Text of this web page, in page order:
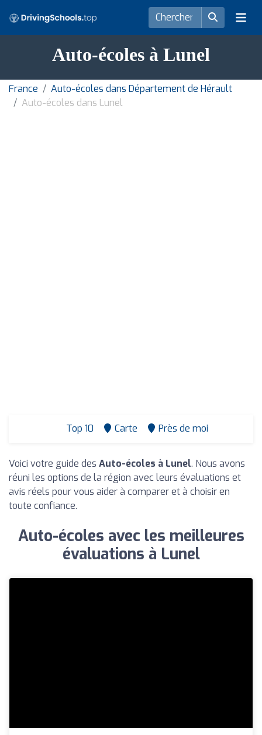
Auto-écoles à Lunel
France
Auto-écoles dans Département de Hérault
Auto-écoles dans Lunel
Top 10 Carte Près de moi
Voici votre guide des Auto-écoles à Lunel. Nous avons
réuni les options de la région avec leurs évaluations et
avis réels pour vous aider à comparer et à choisir en
toute confiance.
Auto-écoles avec les meilleures
évaluations à Lunel